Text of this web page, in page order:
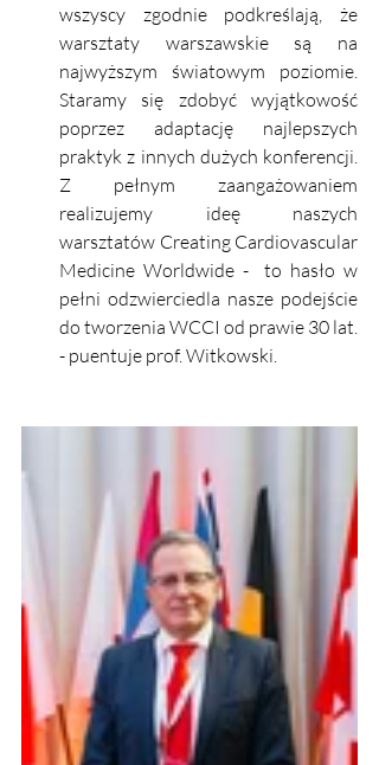
wszyscy zgodnie podkreślają, że
warsztaty warszawskie są na
najwyższym światowym poziomie.
Staramy się zdobyć wyjątkowość
poprzez adaptację najlepszych
praktyk z innych dużych konferencji.
Z pełnym zaangażowaniem
realizujemy ideę naszych
warsztatów Creating Cardiovascular
Medicine Worldwide -  to hasło w
pełni odzwierciedla nasze podejście
do tworzenia WCCI od prawie 30 lat.
- puentuje prof. Witkowski.